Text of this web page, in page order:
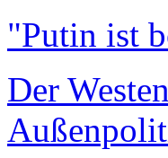
"Putin ist
Der